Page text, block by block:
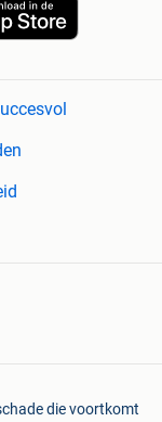
die voortkomt